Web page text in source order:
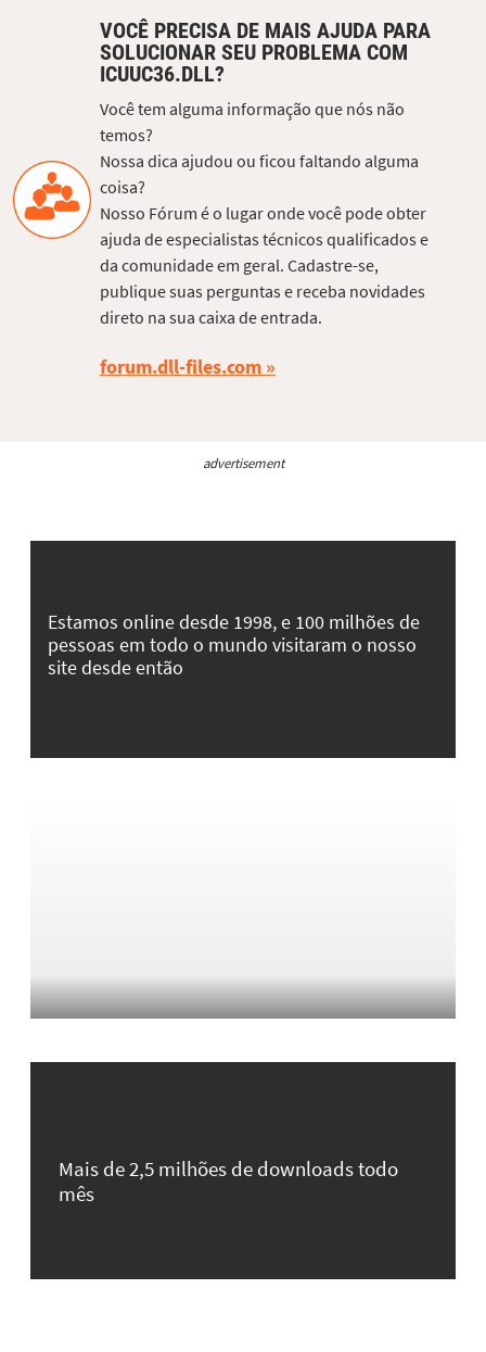
VOCÊ PRECISA DE MAIS AJUDA PARA
SOLUCIONAR SEU PROBLEMA COM
ICUUC36.DLL?
Você tem alguma informação que nós não
temos?
Nossa dica ajudou ou ficou faltando alguma
coisa?
Nosso Fórum é o lugar onde você pode obter
ajuda de especialistas técnicos qualificados e
da comunidade em geral. Cadastre-se,
publique suas perguntas e receba novidades
direto na sua caixa de entrada.
forum.dll-files.com
advertisement
Estamos online desde 1998, e 100 milhões de
pessoas em todo o mundo visitaram o nosso
site desde então
Mais de 2,5 milhões de downloads todo
mês